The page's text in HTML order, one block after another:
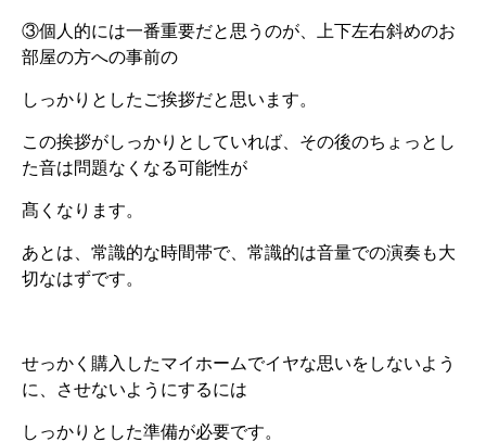
③個人的には一番重要だと思うのが、上下左右斜めのお
部屋の方への事前の
しっかりとしたご挨拶だと思います。
この挨拶がしっかりとしていれば、その後のちょっとし
た音は問題なくなる可能性が
髙くなります。
あとは、常識的な時間帯で、常識的は音量での演奏も大
切なはずです。
せっかく購入したマイホームでイヤな思いをしないよう
に、させないようにするには
しっかりとした準備が必要です。